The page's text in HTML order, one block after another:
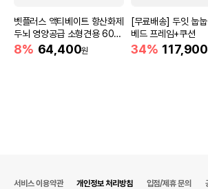
상품 필수 정보
벳플러스 액티베이트 항산화제
두뇌 영양공급 소형견용 60캡
슐
8% 64,400원
[무료배송] 두잇 눕
베드 프레임+쿠션
34% 117,900
서비스 이용약관 개인정보 처리방침 입점/제휴 문의